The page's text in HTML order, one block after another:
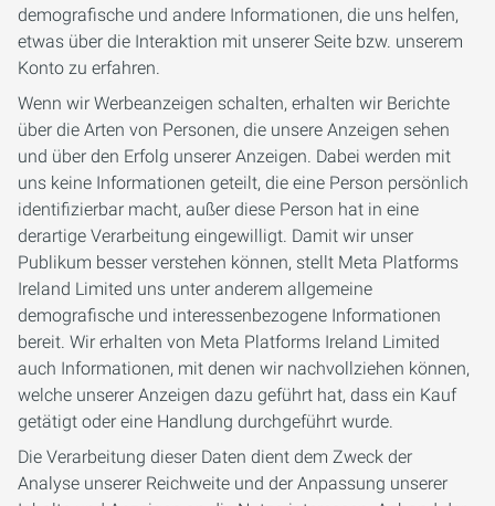
demografische und andere Informationen, die uns helfen,
etwas über die Interaktion mit unserer Seite bzw. unserem
Konto zu erfahren.
Wenn wir Werbeanzeigen schalten, erhalten wir Berichte
über die Arten von Personen, die unsere Anzeigen sehen
und über den Erfolg unserer Anzeigen. Dabei werden mit
uns keine Informationen geteilt, die eine Person persönlich
identifizierbar macht, außer diese Person hat in eine
derartige Verarbeitung eingewilligt. Damit wir unser
Publikum besser verstehen können, stellt Meta Platforms
Ireland Limited uns unter anderem allgemeine
demografische und interessenbezogene Informationen
bereit. Wir erhalten von Meta Platforms Ireland Limited
auch Informationen, mit denen wir nachvollziehen können,
welche unserer Anzeigen dazu geführt hat, dass ein Kauf
getätigt oder eine Handlung durchgeführt wurde.
Die Verarbeitung dieser Daten dient dem Zweck der
Analyse unserer Reichweite und der Anpassung unserer